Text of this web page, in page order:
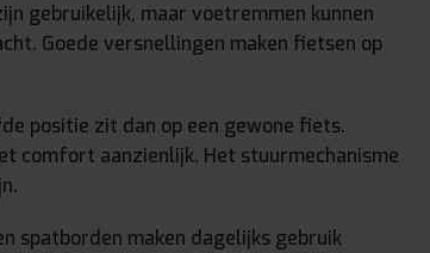
gebruikelijk, maar voetremmen kunnen
Goede versnellingen maken fietsen op
positie zit dan op een gewone fiets.
comfort aanzienlijk. Het stuurmechanisme
spatborden maken dagelijks gebruik